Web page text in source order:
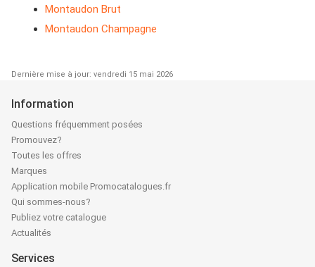
Montaudon Brut
Montaudon Champagne
Dernière mise à jour: vendredi 15 mai 2026
Information
Questions fréquemment posées
Promouvez?
Toutes les offres
Marques
Application mobile Promocatalogues.fr
Qui sommes-nous?
Publiez votre catalogue
Actualités
Services